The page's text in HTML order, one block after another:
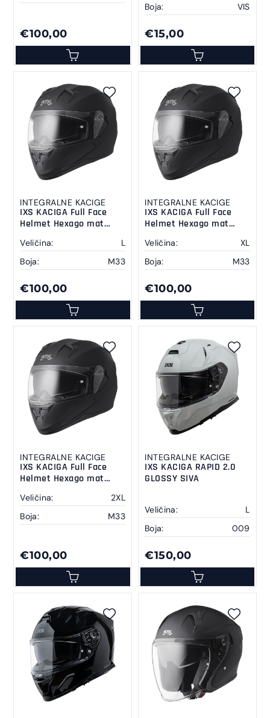
€100,00
Boja: VIS
€15,00
INTEGRALNE KACIGE
IXS KACIGA Full Face
Helmet Hexago mat
Veličina:
L
Boja:
M33
€100,00
INTEGRALNE KACIGE
IXS KACIGA Full Face
Helmet Hexago mat
Veličina:
XL
Boja:
M33
€100,00
INTEGRALNE KACIGE
IXS KACIGA Full Face
Helmet Hexago mat
Veličina:
2XL
Boja:
M33
€100,00
INTEGRALNE KACIGE
IXS KACIGA RAPID 2.0
GLOSSY SIVA
Veličina:
L
Boja:
009
€150,00